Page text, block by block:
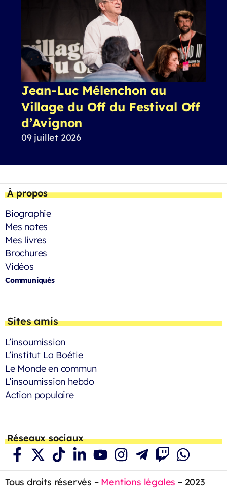
Jean-Luc Mélenchon au
Village du Off du Festival Off
d’Avignon
09 juillet 2026
À propos
Biographie
Mes notes
Mes livres
Brochures
Vidéos
Communiqués
Sites amis
L’insoumission
L’institut La Boétie
Le Monde en commun
L’insoumission hebdo
Action populaire
Réseaux sociaux
Tous droits réservés – Mentions légales – 2023